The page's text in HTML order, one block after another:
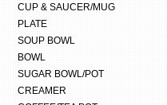
CUP & SAUCER/MUG
PLATE
SOUP BOWL
BOWL
SUGAR BOWL/POT
CREAMER